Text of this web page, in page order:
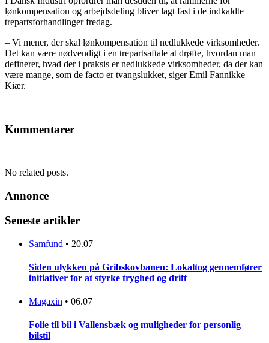
lønkompensation og arbejdsdeling bliver lagt fast i de indkaldte
trepartsforhandlinger fredag.
– Vi mener, der skal lønkompensation til nedlukkede virksomheder.
Det kan være nødvendigt i en trepartsaftale at drøfte, hvordan man
definerer, hvad der i praksis er nedlukkede virksomheder, da der kan
være mange, som de facto er tvangslukket, siger Emil Fannikke
Kiær.
Kommentarer
No related posts.
Annonce
Seneste artikler
Samfund • 20.07
Siden ulykken på Gribskovbanen: Lokaltog gennemfører
initiativer for at styrke tryghed og drift
Magaxin • 06.07
Folie til bil i Vallensbæk og muligheder for personlig
bilstil